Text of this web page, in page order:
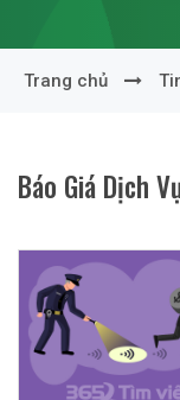
Trang chủ
Báo Giá Dịch